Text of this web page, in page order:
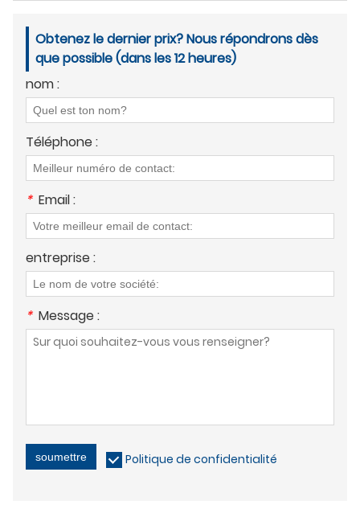
Obtenez le dernier prix? Nous répondrons dès
que possible (dans les 12 heures)
nom :
Téléphone :
* Email :
entreprise :
* Message :
soumettre Politique de confidentialité